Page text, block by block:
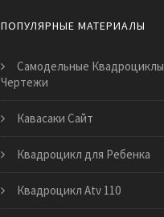
ПОПУЛЯРНЫЕ МАТЕРИАЛЫ
Самодельные Квадроциклы
Чертежи
Кавасаки Сайт
Квадроцикл для Ребенка
Квадроцикл Atv 110